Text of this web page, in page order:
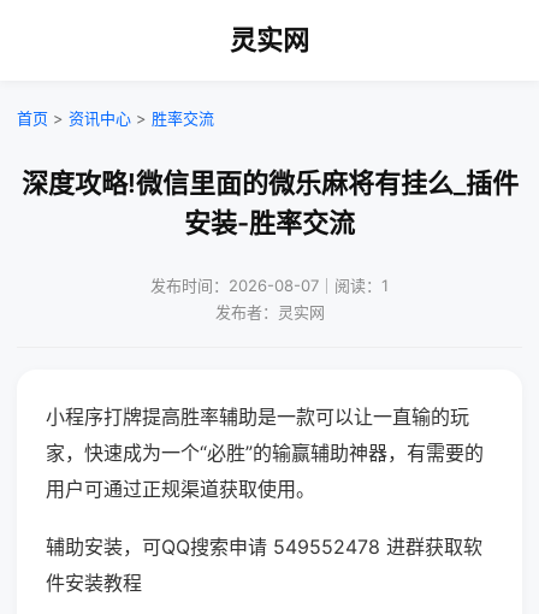
灵实网
首页 > 资讯中心 > 胜率交流
深度攻略!微信里面的微乐麻将有挂么_插件
安装-胜率交流
发布时间：2026-08-07｜阅读：1
发布者：灵实网
小程序打牌提高胜率辅助是一款可以让一直输的玩
家，快速成为一个“必胜”的输赢辅助神器，有需要的
用户可通过正规渠道获取使用。
辅助安装，可QQ搜索申请 549552478 进群获取软
件安装教程